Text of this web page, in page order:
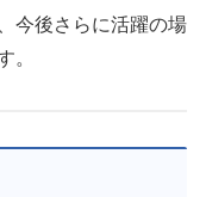
今後さらに活躍の場
。